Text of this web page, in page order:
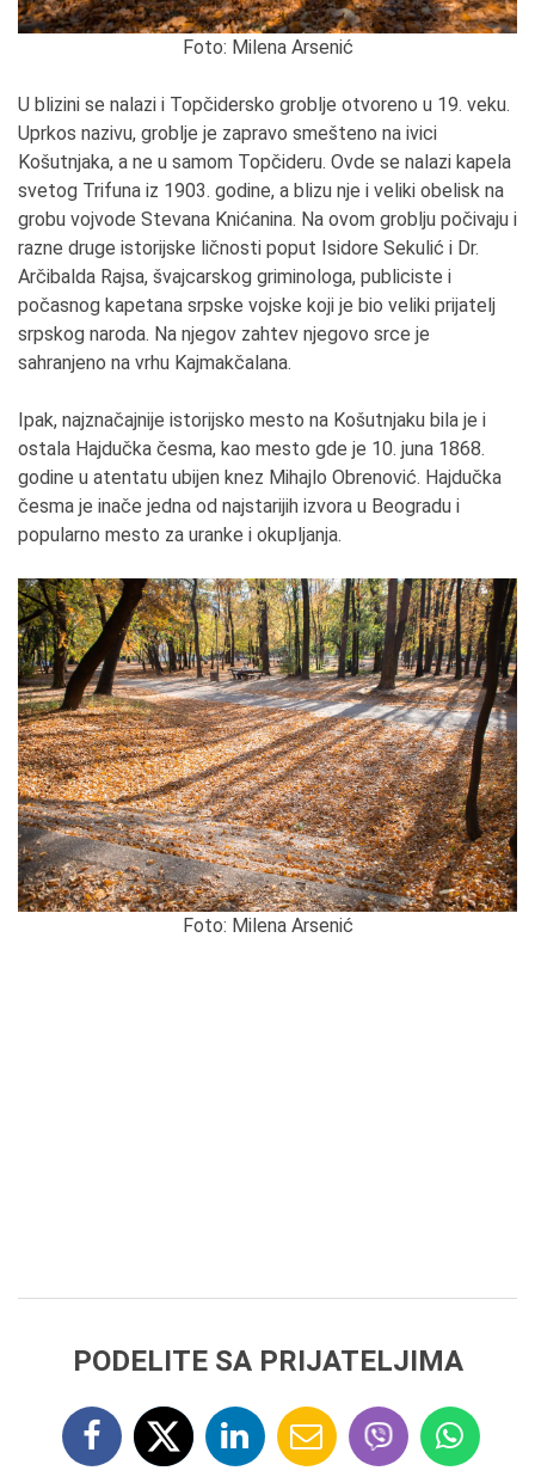
Foto: Milena Arsenić
U blizini se nalazi i Topčidersko groblje otvoreno u 19. veku.
Uprkos nazivu, groblje je zapravo smešteno na ivici
Košutnjaka, a ne u samom Topčideru. Ovde se nalazi kapela
svetog Trifuna iz 1903. godine, a blizu nje i veliki obelisk na
grobu vojvode Stevana Knićanina. Na ovom groblju počivaju i
razne druge istorijske ličnosti poput Isidore Sekulić i Dr.
Arčibalda Rajsa, švajcarskog griminologa, publiciste i
počasnog kapetana srpske vojske koji je bio veliki prijatelj
srpskog naroda. Na njegov zahtev njegovo srce je
sahranjeno na vrhu Kajmakčalana.
Ipak, najznačajnije istorijsko mesto na Košutnjaku bila je i
ostala Hajdučka česma, kao mesto gde je 10. juna 1868.
godine u atentatu ubijen knez Mihajlo Obrenović. Hajdučka
česma je inače jedna od najstarijih izvora u Beogradu i
popularno mesto za uranke i okupljanja.
Foto: Milena Arsenić
PODELITE SA PRIJATELJIMA